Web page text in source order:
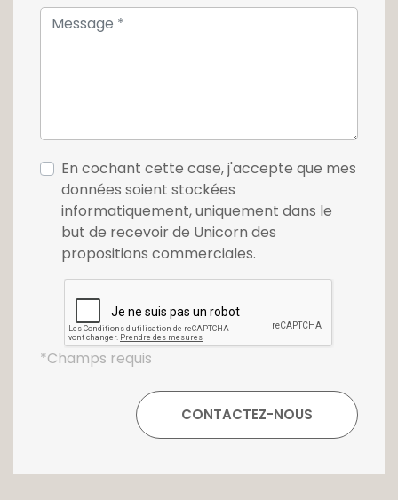
info@unicorn.lu.
En cochant cette case, j'accepte que mes
données soient stockées
informatiquement, uniquement dans le
but de recevoir de Unicorn des
propositions commerciales.
*Champs requis